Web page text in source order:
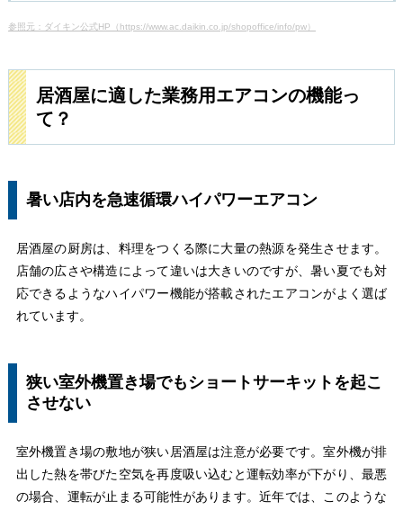
参照元：ダイキン公式HP（https://www.ac.daikin.co.jp/shopoffice/info/pw）
居酒屋に適した業務用エアコンの機能っ
て？
暑い店内を急速循環ハイパワーエアコン
居酒屋の厨房は、料理をつくる際に大量の熱源を発生させます。
店舗の広さや構造によって違いは大きいのですが、暑い夏でも対
応できるようなハイパワー機能が搭載されたエアコンがよく選ば
れています。
狭い室外機置き場でもショートサーキットを起こ
させない
室外機置き場の敷地が狭い居酒屋は注意が必要です。室外機が排
出した熱を帯びた空気を再度吸い込むと運転効率が下がり、最悪
の場合、運転が止まる可能性があります。近年では、このような